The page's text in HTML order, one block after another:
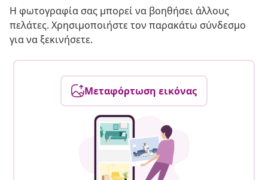
Η φωτογραφία σας μπορεί να βοηθήσει άλλους
πελάτες. Χρησιμοποιήστε τον παρακάτω σύνδεσμο
για να ξεκινήσετε.
Μεταφόρτωση εικόνας